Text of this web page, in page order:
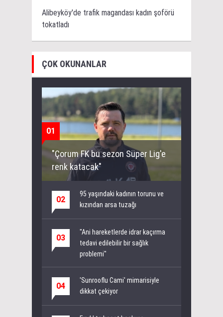
Alibeyköy'de trafik magandası kadın şoförü
tokatladı
ÇOK OKUNANLAR
01
"Çorum FK bu sezon Süper Lig'e
renk katacak"
02
95 yaşındaki kadının torunu ve
kızından arsa tuzağı
03
"Ani hareketlerde idrar kaçırma
tedavi edilebilir bir sağlık
problemi"
04
'Sunrooflu Cami' mimarisiyle
dikkat çekiyor